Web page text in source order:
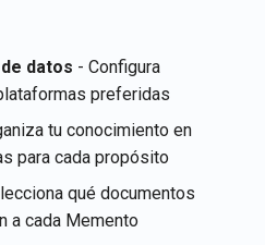
datos - Configura
preferidas
tu conocimiento en
para cada propósito
qué documentos
a cada Memento